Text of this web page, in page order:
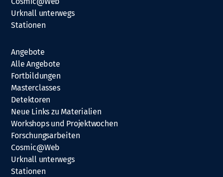
Urknall unterwegs
Stationen
Angebote
Alle Angebote
Fortbildungen
Masterclasses
Detektoren
Neue Links zu Materialien
Workshops und Projektwochen
Forschungsarbeiten
Cosmic@Web
Urknall unterwegs
Stationen